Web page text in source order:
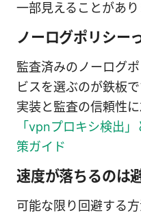
一部見えることがあり
ノーログポリシー
監査済みのノーログ
ビスを選ぶのが鉄板
実装と監査の信頼性
「vpnプロキシ検出
策ガイド
速度が落ちるのは
可能な限り回避する